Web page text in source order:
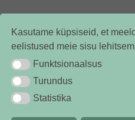
Kasutame küpsiseid, et
eelistused meie sisu
Funktsionaalsus
Funktsionaalsus
TurundusTurundus
StatistikaStatistika